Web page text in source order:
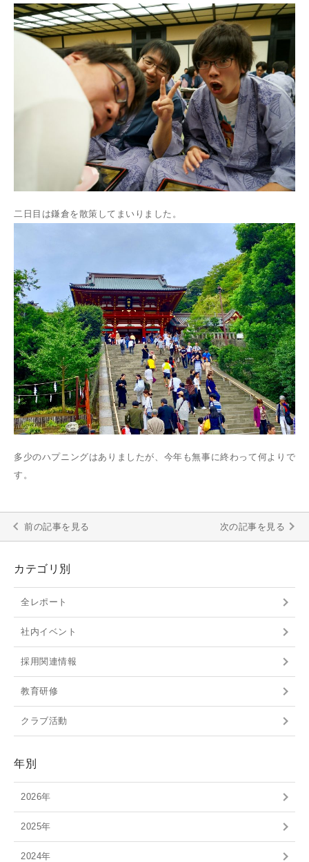
二日目は鎌倉を散策してまいりました。
多少のハプニングはありましたが、今年も無事に終わって何よりで
す。
前の記事を見る 次の記事を見る
カテゴリ別
全レポート
社内イベント
採用関連情報
教育研修
クラブ活動
年別
2026年
2025年
2024年